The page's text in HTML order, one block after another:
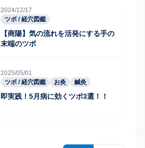
2024/12/17
ツボ / 経穴図鑑
【商陽】気の流れを活発にする手の
末端のツボ
2025/05/01
ツボ / 経穴図鑑
お灸 鍼灸
即実践！5月病に効くツボ3選！！